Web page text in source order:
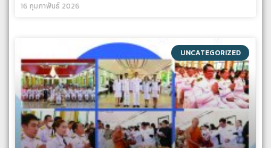
16 กุมภาพันธ์ 2026
UNCATEGORIZED